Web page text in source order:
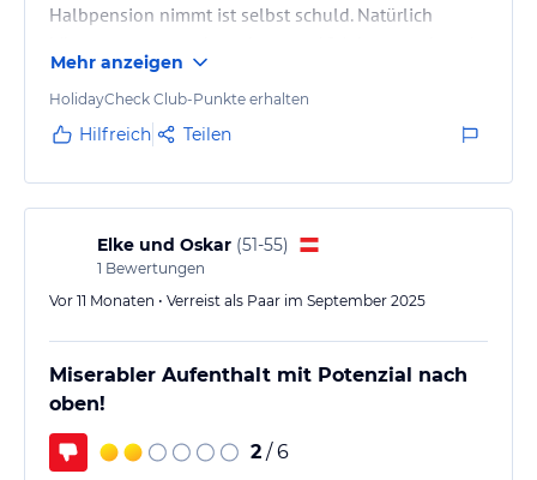
Halbpension nimmt ist selbst schuld. Natürlich
Personal sich um die Gäste gekümmert haben, da
merkt man, dass gespart wird, aber das vorhandene
Personal ist bemüht, das bestens zu kompensieren.
Mehr anzeigen
HolidayCheck Club-Punkte erhalten
Hilfreich Teilen
Elke und Oskar (51-55)
1 Bewertungen
Vor 11 Monaten • Verreist als Paar im September 2025
Miserabler Aufenthalt mit Potenzial nach
oben!
2 / 6